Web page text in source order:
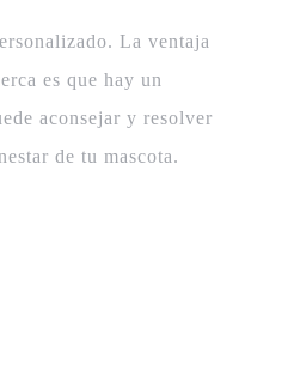
La ventaja
es que hay un
aconsejar y resolver
de tu mascota.